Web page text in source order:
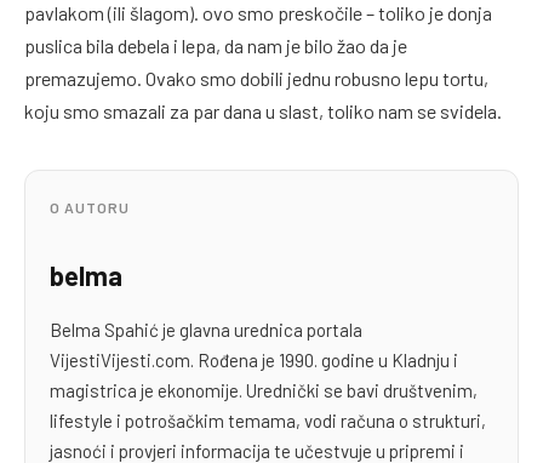
pavlakom (ili šlagom). ovo smo preskočile – toliko je donja
puslica bila debela i lepa, da nam je bilo žao da je
premazujemo. Ovako smo dobili jednu robusno lepu tortu,
koju smo smazali za par dana u slast, toliko nam se svidela.
O AUTORU
belma
Belma Spahić je glavna urednica portala
VijestiVijesti.com. Rođena je 1990. godine u Kladnju i
magistrica je ekonomije. Urednički se bavi društvenim,
lifestyle i potrošačkim temama, vodi računa o strukturi,
jasnoći i provjeri informacija te učestvuje u pripremi i